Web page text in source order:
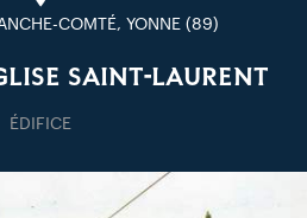
COMTÉ, YONNE (89)
SAINT-LAURENT
ÉDIFICE